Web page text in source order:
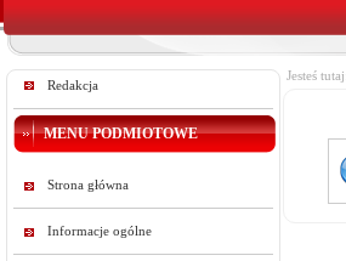
Redakcja
MENU PODMIOTOWE
Strona główna
Informacje ogólne
Jesteś tutaj: